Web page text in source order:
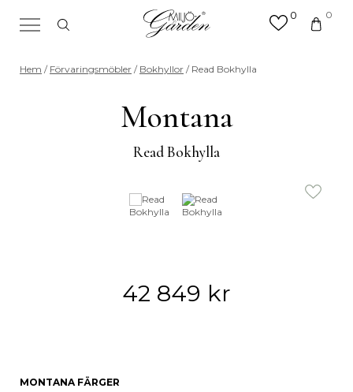
0 0
Sök efter valfri produkt eller
kategori
Hem / Förvaringsmöbler / Bokhyllor / Read Bokhylla
Montana
Read Bokhylla
42 849 kr
MONTANA FÄRGER